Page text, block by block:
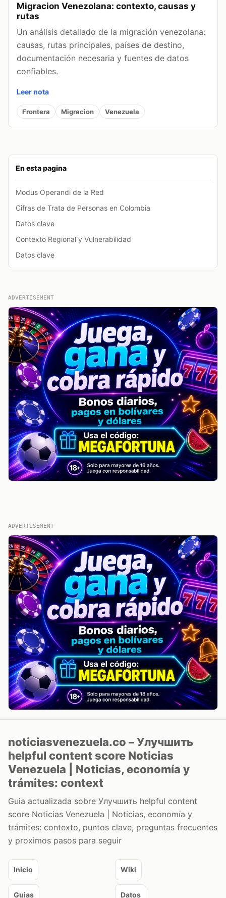
En esta pagina
Modus Operandi de la Red
Cifras de Trata de Personas en Colombia
Datos clave
Contexto Regional y Vulnerabilidad
Datos clave
Migracion Venezolana: contexto, causas y
rutas
Un análisis detallado de la migración venezolana:
causas, rutas principales, países de destino,
documentación necesaria y fuentes de datos
confiables.
Leer nota
Frontera Migracion Venezuela
ADVERTISEMENT
ADVERTISEMENT
noticiasvenezuela.co – Улучшить
helpful content score Noticias
Venezuela | Noticias, economía y
trámites: context
Guia actualizada sobre Улучшить helpful content
score Noticias Venezuela | Noticias, economía y
trámites: contexto, puntos clave, preguntas frecuentes
y proximos pasos para seguir
Inicio Wiki
Guias Datos